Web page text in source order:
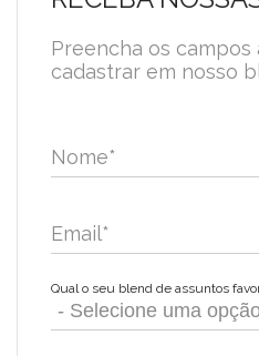
Preencha os campos
cadastrar em nosso
Nome*
Email*
Qual o seu blend de assuntos